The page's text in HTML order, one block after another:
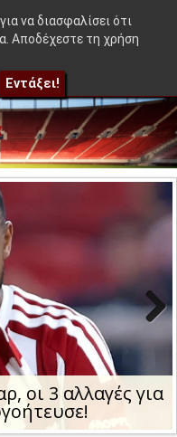
του
Μεντιλίμπαρ, οι 3
να διασφαλίσει ότι
Αποδέχεστε τη χρήση
Εντάξει!